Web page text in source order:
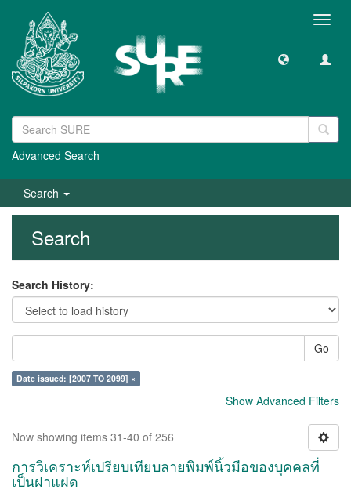
Advanced Search
Search
Search
Search History:
Go
Date issued: [2007 TO 2099] ×
Show Advanced Filters
Now showing items 31-40 of 256
การวิเคราะห์เปรียบเทียบลายพิมพ์นิ้วมือของบุคคลที่
เป็นฝาแฝด